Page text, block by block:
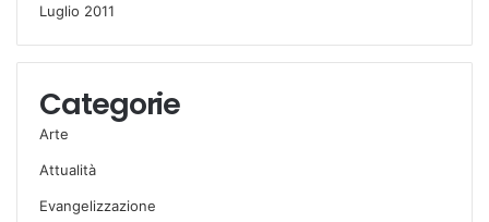
Luglio 2011
Categorie
Arte
Attualità
Evangelizzazione